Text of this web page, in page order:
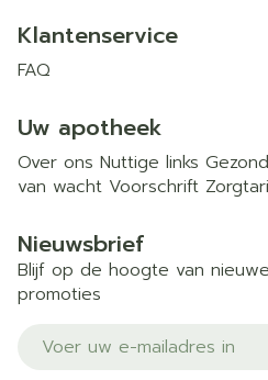
Klantenservice
FAQ
Uw apotheek
Over ons Nuttige links
van wacht Voorschrift
Nieuwsbrief
Blijf op de hoogte van
promoties
E-mail adres